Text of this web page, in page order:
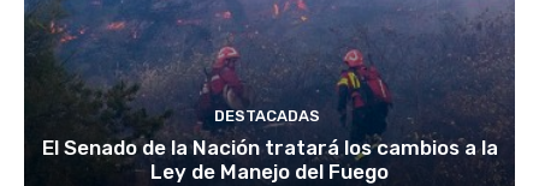
DESTACADAS
El Senado de la Nación tratará los cambios a la
Ley de Manejo del Fuego